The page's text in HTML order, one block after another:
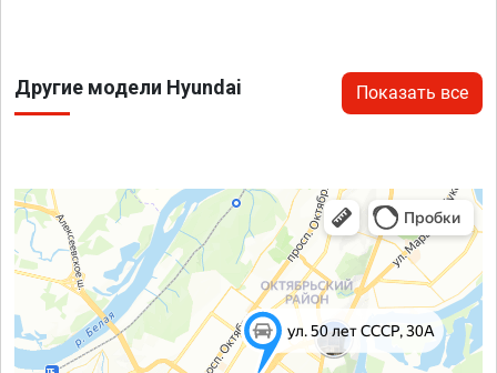
Другие модели Hyundai Показать все